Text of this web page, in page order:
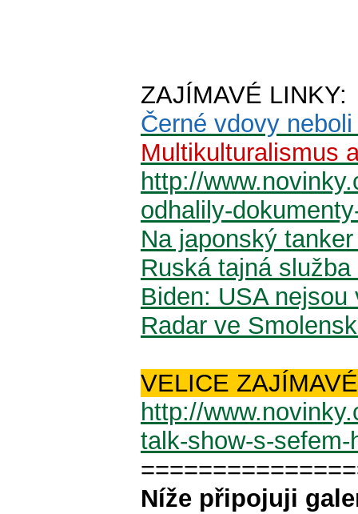
ZAJÍMAVÉ LINKY:
Černé vdovy
Multikulturalismus
http://
odhalily-
Na japonský
Ruská tajná
Biden: USA
Radar ve
VELICE
http://
talk-show-s-
Níže připojuji